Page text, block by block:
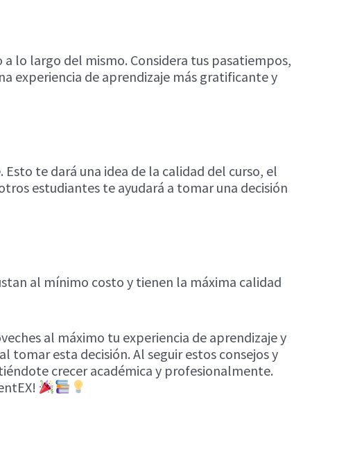
lo largo del mismo. Considera tus pasatiempos,
experiencia de aprendizaje más gratificante y
te dará una idea de la calidad del curso, el
estudiantes te ayudará a tomar una decisión
al mínimo costo y tienen la máxima calidad
al máximo tu experiencia de aprendizaje y
esta decisión. Al seguir estos consejos y
crecer académica y profesionalmente.